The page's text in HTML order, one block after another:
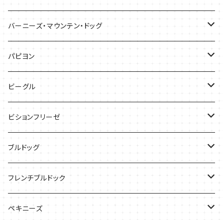
ケース
バッグ
雑貨
Tシャツ
バッグ
バーニーズ・マウンテン・ドッグ
Tシャツ
バッグ
ケース
パピヨン
ケース
バッグ
ビーグル
Tシャツ
ケース
バッグ
ビションフリーゼ
Tシャツ
バッグ
ケース
ブルドッグ
Tシャツ
バッグ
フレンチブルドック
バッグ
ペキニーズ